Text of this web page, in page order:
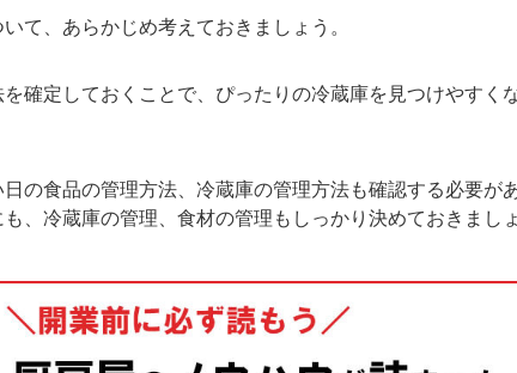
て、あらかじめ考えておきましょう。
確定しておくことで、ぴったりの冷蔵庫を見つけやすく
の食品の管理方法、冷蔵庫の管理方法も確認する必要が
、冷蔵庫の管理、食材の管理もしっかり決めておきましょ